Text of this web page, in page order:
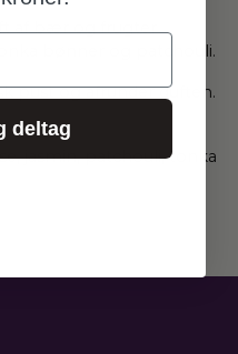
af bær og frugter
bønner og patchouli.
pust og afrunder duften.
jasmin, patchouli, tonka
deltag